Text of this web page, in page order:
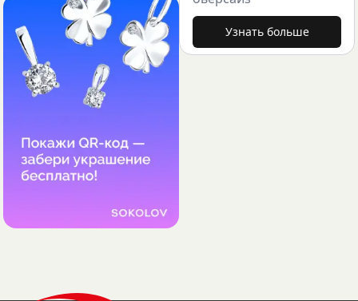
Узнать больше